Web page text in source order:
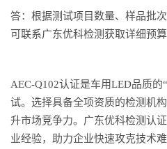
答：根据测试项目数量、样品批
可联系广东优科检测获取详细预算
AEC-Q102认证是车用LED品质的
试。选择具备全项资质的检测机
升市场竞争力。广东优科检测认
业经验，助力企业快速攻克技术